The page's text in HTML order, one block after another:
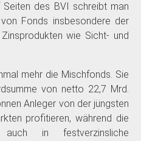
des BVI schreibt man
Fonds insbesondere der
wie Sicht- und
mehr die Mischfonds. Sie
von netto 22,7 Mrd.
Anleger von der jüngsten
profitieren, während die
auch in festverzinsliche